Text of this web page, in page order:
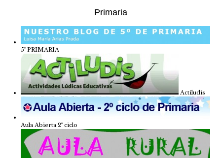
Primaria
5º PRIMARIA
Actiludis
Aula Abierta 2º ciclo